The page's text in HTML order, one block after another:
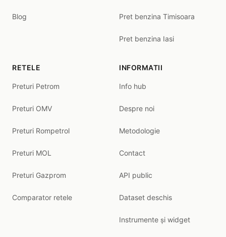
Blog Pret benzina Timisoara
Pret benzina Iasi
RETELE
Preturi Petrom
Preturi OMV
Preturi Rompetrol
Preturi MOL
Preturi Gazprom
Comparator retele
INFORMATII
Info hub
Despre noi
Metodologie
Contact
API public
Dataset deschis
Instrumente și widget